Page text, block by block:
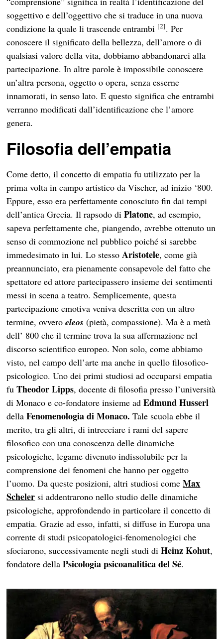
soggettivo e dell’oggettivo che si traduce in una nuova
condizione la quale li trascende entrambi [2]. Per
conoscere il significato della bellezza, dell’amore o di
qualsiasi valore della vita, dobbiamo abbandonarci alla
partecipazione. In altre parole è impossibile conoscere
un’altra persona, oggetto o opera, senza esserne
innamorati, in senso lato. E questo significa che entrambi
verranno modificati dall’identificazione che l’amore
genera.
Filosofia dell’empatia
Come detto, il concetto di empatia fu utilizzato per la
prima volta in campo artistico da Vischer, ad inizio ‘800.
Eppure, esso era perfettamente conosciuto fin dai tempi
dell’antica Grecia. Il rapsodo diPlatone, ad esempio,
sapeva perfettamente che, piangendo, avrebbe ottenuto un
senso di commozione nel pubblico poiché si sarebbe
immedesimato in lui. Lo stessoAristotele, come già
preannunciato, era pienamente consapevole del fatto che
spettatore ed attore partecipassero insieme dei sentimenti
messi in scena a teatro. Semplicemente, questa
partecipazione emotiva veniva descritta con un altro
termine, ovveroeleos (pietà, compassione). Ma è a metà
dell’ 800 che il termine trova la sua affermazione nel
discorso scientifico europeo. Non solo, come abbiamo
visto, nel campo dell’arte ma anche in quello filosofico-
psicologico. Uno dei primi studiosi ad occuparsi empatia
fuTheodor Lipps, docente di filosofia presso l’università
di Monaco e co-fondatore insieme adEdmund Husserl
dellaFenomenologia di Monaco.Tale scuola ebbe il
merito, tra gli altri, di intrecciare i rami del sapere
filosofico con una conoscenza delle dinamiche
psicologiche, legame divenuto indissolubile per la
comprensione dei fenomeni che hanno per oggetto
l’uomo. Da queste posizioni, altri studiosi come Max
Scheler si addentrarono nello studio delle dinamiche
psicologiche, approfondendo in particolare il concetto di
empatia. Grazie ad esso, infatti, si diffuse in Europa una
corrente di studi psicopatologici-fenomenologici che
sfociarono, successivamente negli studi diHeinz Kohut,
fondatore dellaPsicologia psicoanalitica del Sé.